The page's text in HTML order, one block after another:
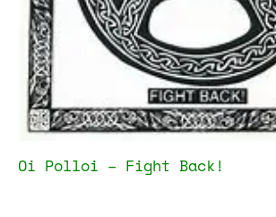
Oi Polloi – Fight Back!